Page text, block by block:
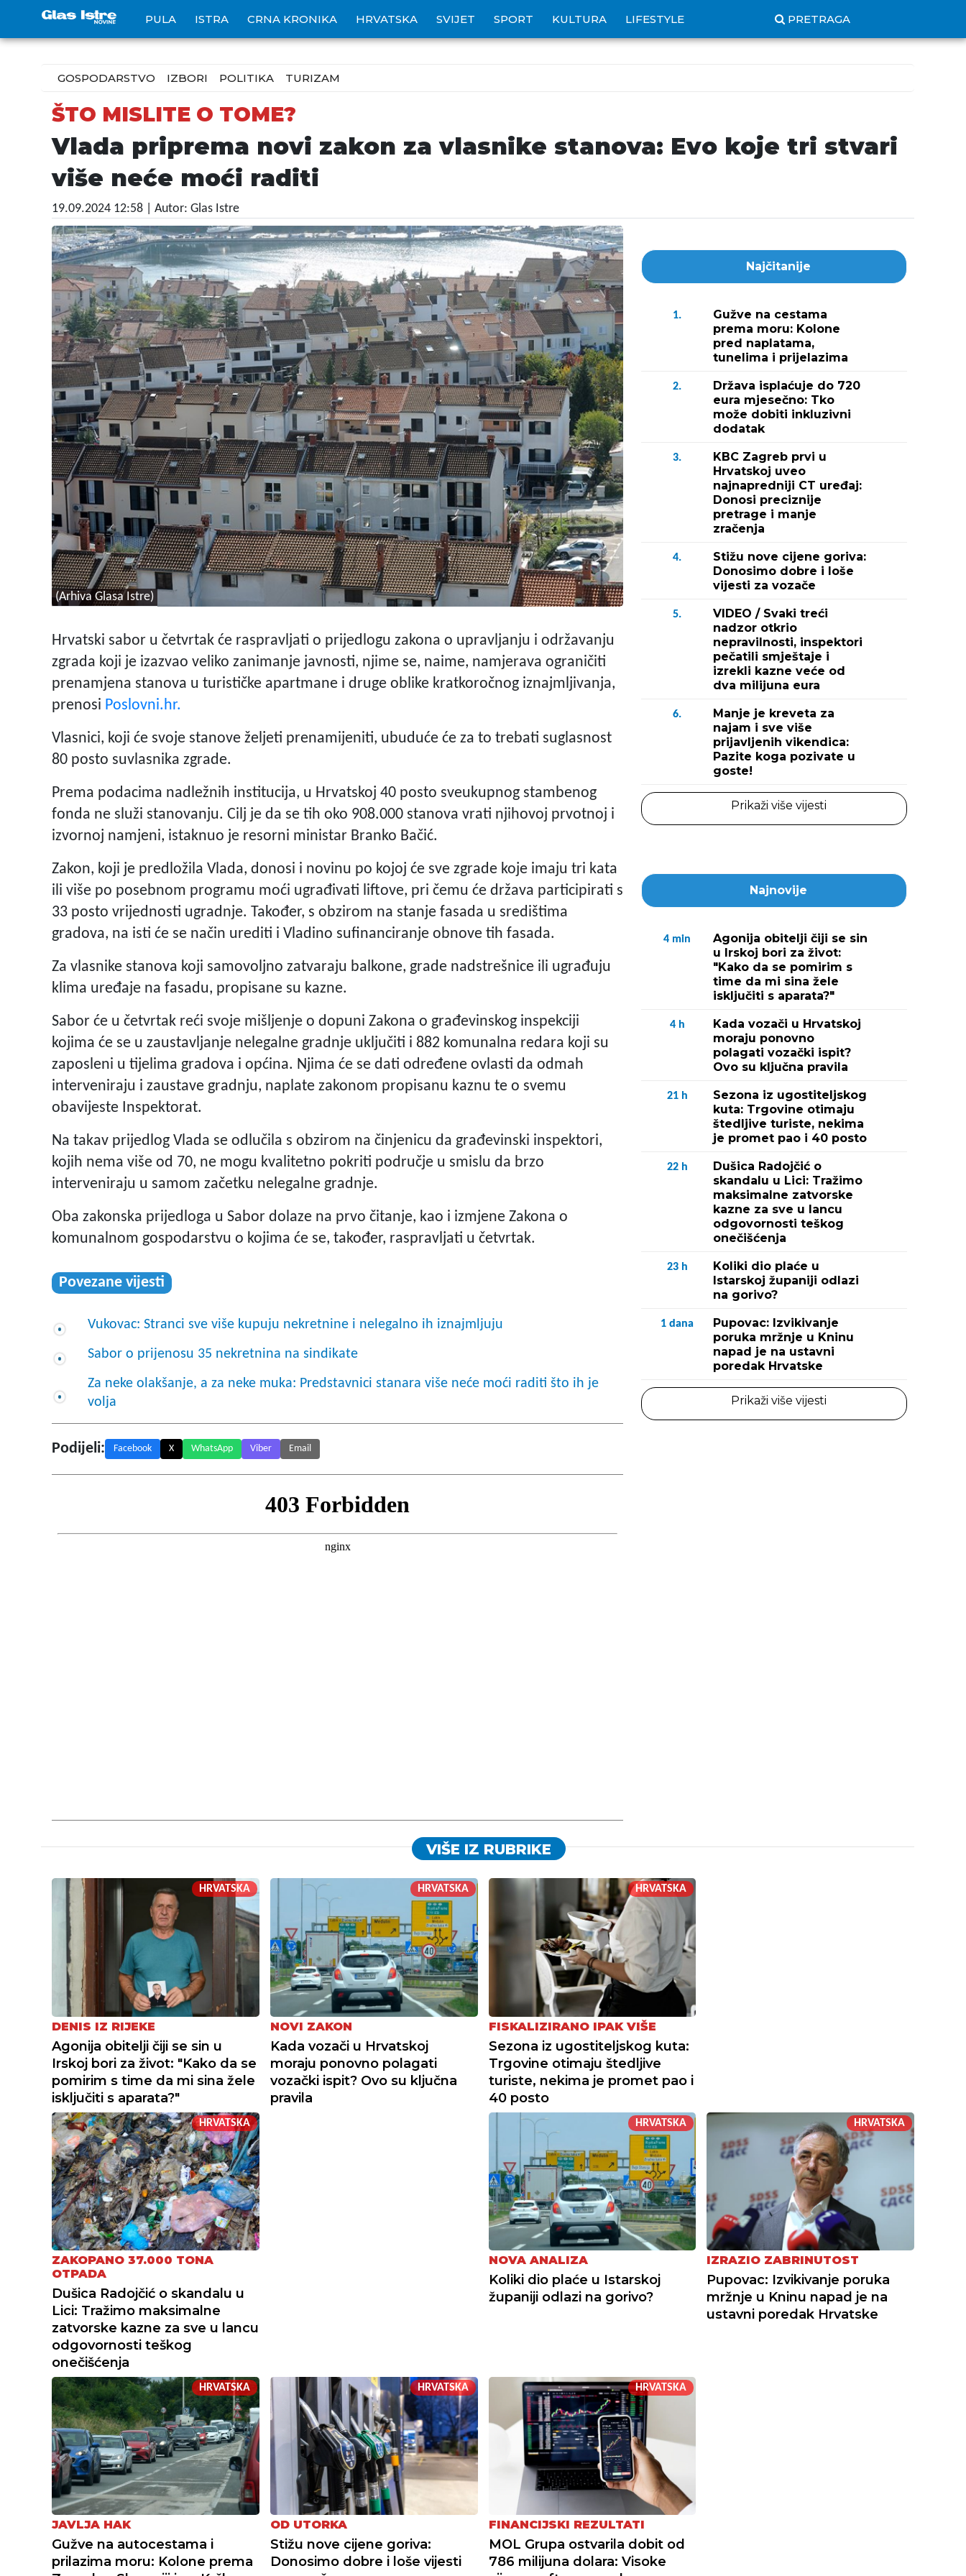
PULA ISTRA CRNA KRONIKA HRVATSKA SVIJET SPORT KULTURA LIFESTYLE PRETRAGA
GOSPODARSTVO IZBORI POLITIKA TURIZAM
ŠTO MISLITE O TOME?
Vlada priprema novi zakon za vlasnike stanova: Evo koje tri stvari
više neće moći raditi
19.09.2024 12:58 | Autor: Glas Istre
(Arhiva Glasa Istre)
Hrvatski sabor u četvrtak će raspravljati o prijedlogu zakona o upravljanju i održavanju
zgrada koji je izazvao veliko zanimanje javnosti, njime se, naime, namjerava ograničiti
prenamjena stanova u turističke apartmane i druge oblike kratkoročnog iznajmljivanja,
prenosi Poslovni.hr.
Vlasnici, koji će svoje stanove željeti prenamijeniti, ubuduće će za to trebati suglasnost
80 posto suvlasnika zgrade.
Prema podacima nadležnih institucija, u Hrvatskoj 40 posto sveukupnog stambenog
fonda ne služi stanovanju. Cilj je da se tih oko 908.000 stanova vrati njihovoj prvotnoj i
izvornoj namjeni, istaknuo je resorni ministar Branko Bačić.
Zakon, koji je predložila Vlada, donosi i novinu po kojoj će sve zgrade koje imaju tri kata
ili više po posebnom programu moći ugrađivati liftove, pri čemu će država participirati s
33 posto vrijednosti ugradnje. Također, s obzirom na stanje fasada u središtima
gradova, na isti će se način urediti i Vladino sufinanciranje obnove tih fasada.
Za vlasnike stanova koji samovoljno zatvaraju balkone, grade nadstrešnice ili ugrađuju
klima uređaje na fasadu, propisane su kazne.
Sabor će u četvrtak reći svoje mišljenje o dopuni Zakona o građevinskog inspekciji
kojima će se u zaustavljanje nelegalne gradnje uključiti i 882 komunalna redara koji su
zaposleni u tijelima gradova i općina. Njima će se dati određene ovlasti da odmah
interveniraju i zaustave gradnju, naplate zakonom propisanu kaznu te o svemu
obavijeste Inspektorat.
Na takav prijedlog Vlada se odlučila s obzirom na činjenicu da građevinski inspektori,
kojih nema više od 70, ne mogu kvalitetno pokriti područje u smislu da brzo
interveniraju u samom začetku nelegalne gradnje.
Oba zakonska prijedloga u Sabor dolaze na prvo čitanje, kao i izmjene Zakona o
komunalnom gospodarstvu o kojima će se, također, raspravljati u četvrtak.
Povezane vijesti
Vukovac: Stranci sve više kupuju nekretnine i nelegalno ih iznajmljuju
Sabor o prijenosu 35 nekretnina na sindikate
Za neke olakšanje, a za neke muka: Predstavnici stanara više neće moći raditi što ih je
volja
Podijeli: Facebook X WhatsApp Viber Email
Najčitanije
1.
Gužve na cestama
prema moru: Kolone
pred naplatama,
tunelima i prijelazima
2.
Država isplaćuje do 720
eura mjesečno: Tko
može dobiti inkluzivni
dodatak
3.
KBC Zagreb prvi u
Hrvatskoj uveo
najnapredniji CT uređaj:
Donosi preciznije
pretrage i manje
zračenja
4.
Stižu nove cijene goriva:
Donosimo dobre i loše
vijesti za vozače
5.
VIDEO / Svaki treći
nadzor otkrio
nepravilnosti, inspektori
pečatili smještaje i
izrekli kazne veće od
dva milijuna eura
6.
Manje je kreveta za
najam i sve više
prijavljenih vikendica:
Pazite koga pozivate u
goste!
Prikaži više vijesti
Najnovije
4 min
Agonija obitelji čiji se sin
u Irskoj bori za život:
"Kako da se pomirim s
time da mi sina žele
isključiti s aparata?"
4 h
Kada vozači u Hrvatskoj
moraju ponovno
polagati vozački ispit?
Ovo su ključna pravila
21 h
Sezona iz ugostiteljskog
kuta: Trgovine otimaju
štedljive turiste, nekima
je promet pao i 40 posto
22 h
Dušica Radojčić o
skandalu u Lici: Tražimo
maksimalne zatvorske
kazne za sve u lancu
odgovornosti teškog
onečišćenja
23 h
Koliki dio plaće u
Istarskoj županiji odlazi
na gorivo?
1 dana
Pupovac: Izvikivanje
poruka mržnje u Kninu
napad je na ustavni
poredak Hrvatske
Prikaži više vijesti
VIŠE IZ RUBRIKE
HRVATSKA
DENIS IZ RIJEKE
Agonija obitelji čiji se sin u
Irskoj bori za život: "Kako da se
pomirim s time da mi sina žele
isključiti s aparata?"
HRVATSKA
NOVI ZAKON
Kada vozači u Hrvatskoj
moraju ponovno polagati
vozački ispit? Ovo su ključna
pravila
HRVATSKA
FISKALIZIRANO IPAK VIŠE
Sezona iz ugostiteljskog kuta:
Trgovine otimaju štedljive
turiste, nekima je promet pao i
40 posto
HRVATSKA
ZAKOPANO 37.000 TONA
OTPADA
Dušica Radojčić o skandalu u
Lici: Tražimo maksimalne
zatvorske kazne za sve u lancu
odgovornosti teškog
onečišćenja
HRVATSKA
NOVA ANALIZA
Koliki dio plaće u Istarskoj
županiji odlazi na gorivo?
HRVATSKA
IZRAZIO ZABRINUTOST
Pupovac: Izvikivanje poruka
mržnje u Kninu napad je na
ustavni poredak Hrvatske
HRVATSKA
JAVLJA HAK
Gužve na autocestama i
prilazima moru: Kolone prema
HRVATSKA
OD UTORKA
Stižu nove cijene goriva:
Donosimo dobre i loše vijesti
HRVATSKA
FINANCIJSKI REZULTATI
MOL Grupa ostvarila dobit od
786 milijuna dolara: Visoke